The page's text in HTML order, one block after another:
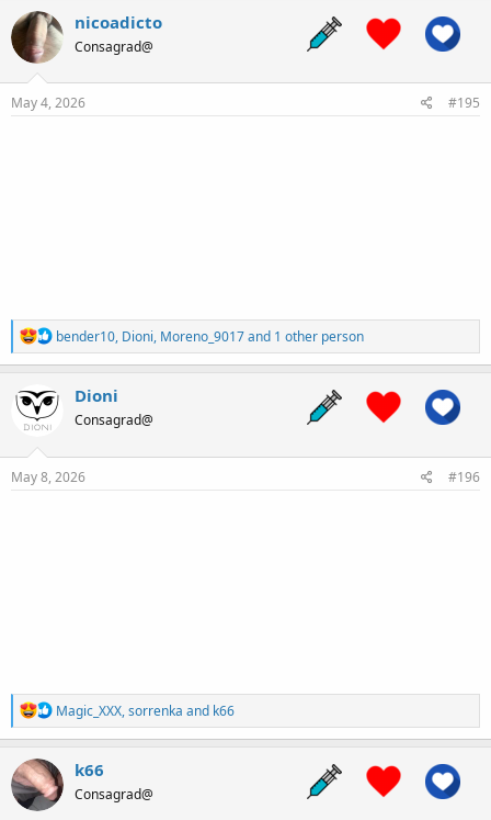
c
t
i
n
s
nicoadicto
Consagrad@
May 4, 2026 #195
R
e
a
c
t
n
s
bender10, Dioni, Moreno_9017and 1 other person
Dioni
Consagrad@
May 8, 2026 #196
R
e
a
c
t
i
Magic_XXX,sorrenka and k66
k66
Consagrad@